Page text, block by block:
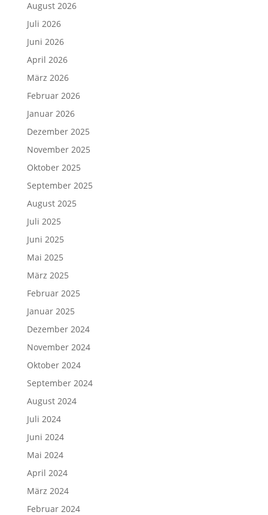
August 2026
Juli 2026
Juni 2026
April 2026
März 2026
Februar 2026
Januar 2026
Dezember 2025
November 2025
Oktober 2025
September 2025
August 2025
Juli 2025
Juni 2025
Mai 2025
März 2025
Februar 2025
Januar 2025
Dezember 2024
November 2024
Oktober 2024
September 2024
August 2024
Juli 2024
Juni 2024
Mai 2024
April 2024
März 2024
Februar 2024